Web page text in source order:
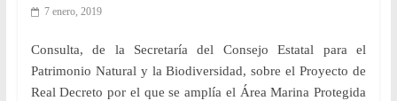
7 enero, 2019
Consulta, de la Secretaría del Consejo Estatal para el
Patrimonio Natural y la Biodiversidad, sobre el Proyecto de
Real Decreto por el que se amplía el Área Marina Protegida